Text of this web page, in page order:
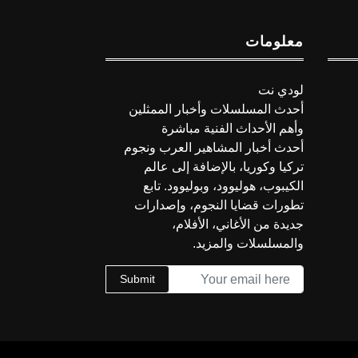
معلومات
لودي نت
أحدث المسلسلات وأخبار الممثلين
وأهم الأحداث الفنية مباشرة
أحدث أخبار المشاهير العرب ونجوم
تركيا وكوريا، بالإضافة إلى عالم
الكيبوب، هوليوود، وبوليوود. تابع
تطورات قضايا النجوم، وإصدارات
جديدة من الأغاني، الأفلام،
والمسلسلات والمزيد.
Submit